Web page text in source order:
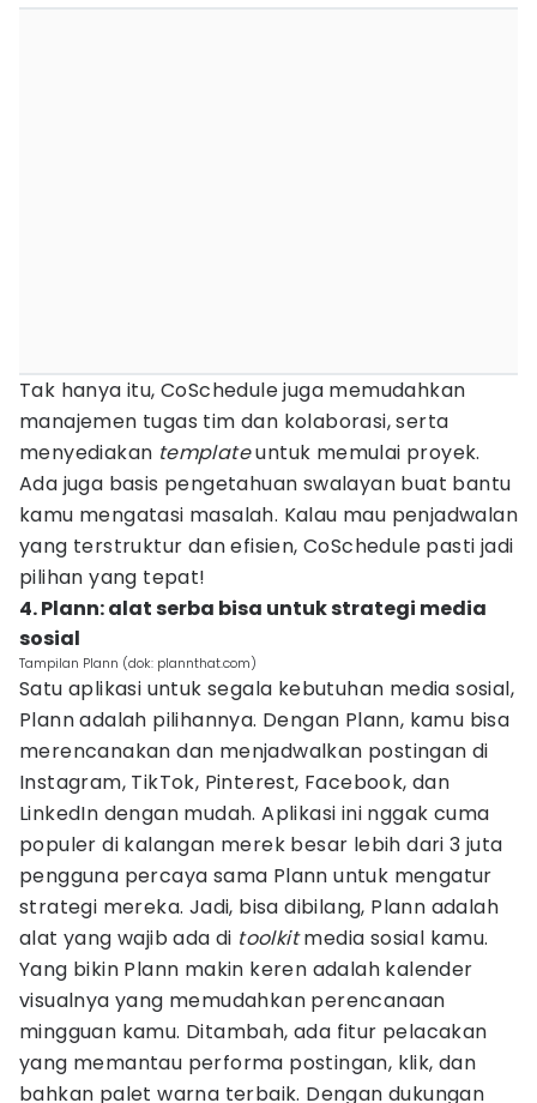
Tak hanya itu, CoSchedule juga memudahkan
manajemen tugas tim dan kolaborasi, serta
menyediakan templateuntuk memulai proyek.
Ada juga basis pengetahuan swalayan buat bantu
kamu mengatasi masalah. Kalau mau penjadwalan
yang terstruktur dan efisien, CoSchedule pasti jadi
pilihan yang tepat!
4. Plann: alat serba bisa untuk strategi media
sosial
Tampilan Plann (dok: plannthat.com)
Satu aplikasi untuk segala kebutuhan media sosial,
Plann adalah pilihannya. Dengan Plann, kamu bisa
merencanakan dan menjadwalkan postingan di
Instagram, TikTok, Pinterest, Facebook, dan
LinkedIn dengan mudah. Aplikasi ini nggak cuma
populer di kalangan merek besar lebih dari 3 juta
pengguna percaya sama Plann untuk mengatur
strategi mereka. Jadi, bisa dibilang, Plann adalah
alat yang wajib ada di toolkitmedia sosial kamu.
Yang bikin Plann makin keren adalah kalender
visualnya yang memudahkan perencanaan
mingguan kamu. Ditambah, ada fitur pelacakan
yang memantau performa postingan, klik, dan
bahkan palet warna terbaik. Dengan dukungan